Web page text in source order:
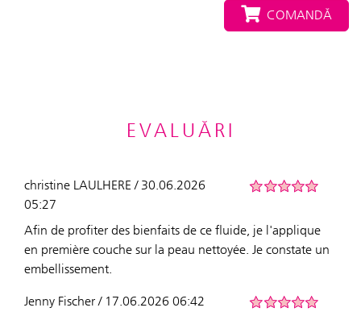
COMANDĂ
EVALUĂRI
christine LAULHERE / 30.06.2026
05:27
Afin de profiter des bienfaits de ce fluide, je l'applique
en première couche sur la peau nettoyée. Je constate un
embellissement.
Jenny Fischer / 17.06.2026 06:42